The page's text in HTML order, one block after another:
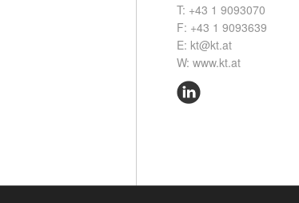
T: +43 1 9093070
F: +43 1 9093639
E: kt@kt.at
W:www.kt.at